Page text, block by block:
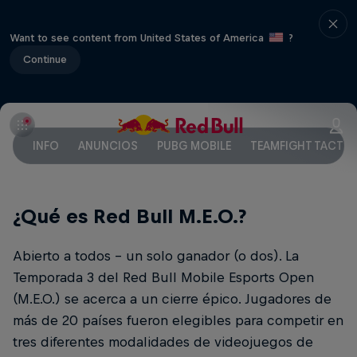
Want to see content from United States of America
?
Continue
INFO ANUNCIOS PUBG MOBILE TEAMFIGHT
¿Qué es Red Bull M.E.O.?
Abierto a todos - un solo ganador (o dos). La
Temporada 3 del Red Bull Mobile Esports Open
(M.E.O.) se acerca a un cierre épico. Jugadores de
más de 20 países fueron elegibles para competir en
tres diferentes modalidades de videojuegos de